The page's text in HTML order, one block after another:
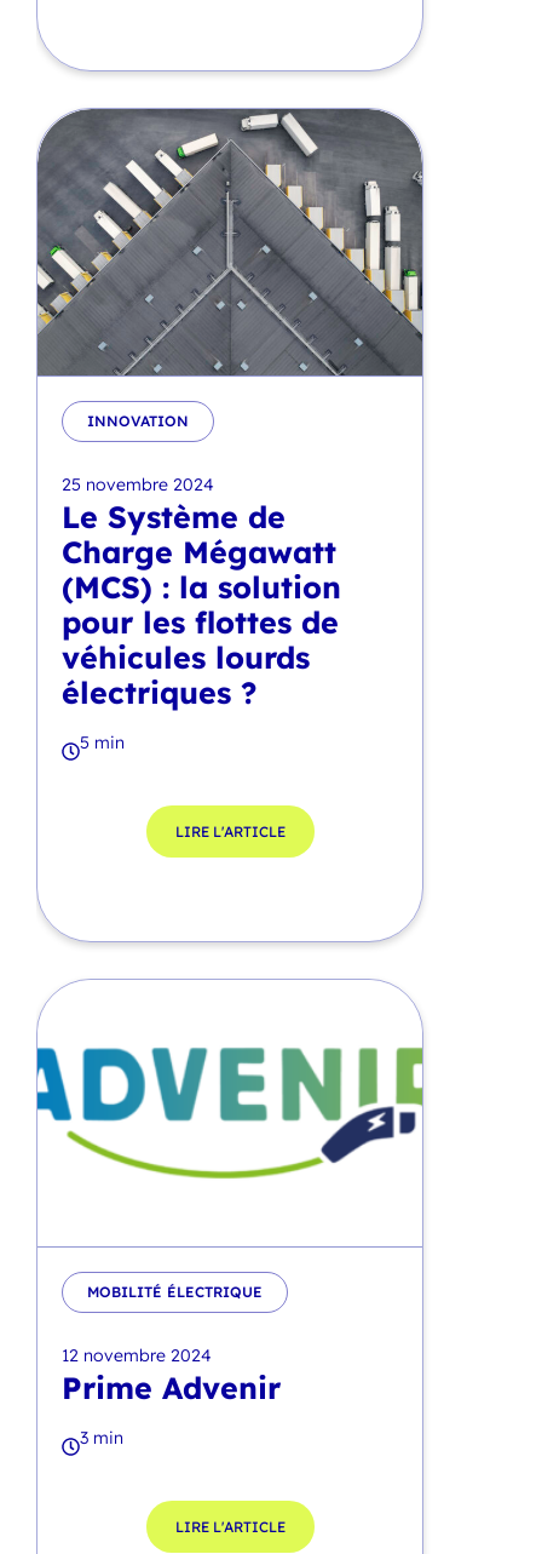
INNOVATION
25 novembre 2024
Le Système de
Charge Mégawatt
(MCS) : la solution
pour les flottes de
véhicules lourds
électriques ?
5 min
LIRE L'ARTICLE
MOBILITÉ ÉLECTRIQUE
12 novembre 2024
Prime Advenir
3 min
LIRE L'ARTICLE